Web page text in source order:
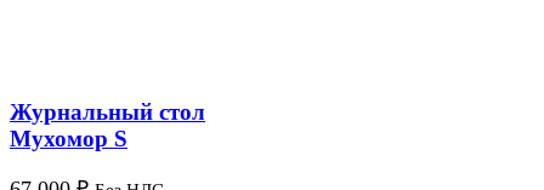
Журнальный стол
Мухомор S